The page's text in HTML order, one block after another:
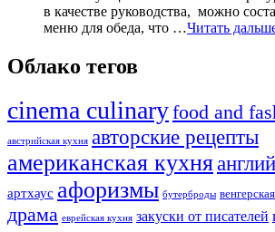
в качестве руководства, можно
меню для обеда, что …Читать
Облако тегов
cinema culinaryfood аnd
австрийская кухня авторские рецепты
американская кухня
артхаус афоризмы бутерброды
драма еврейская кухня закуски от писателей